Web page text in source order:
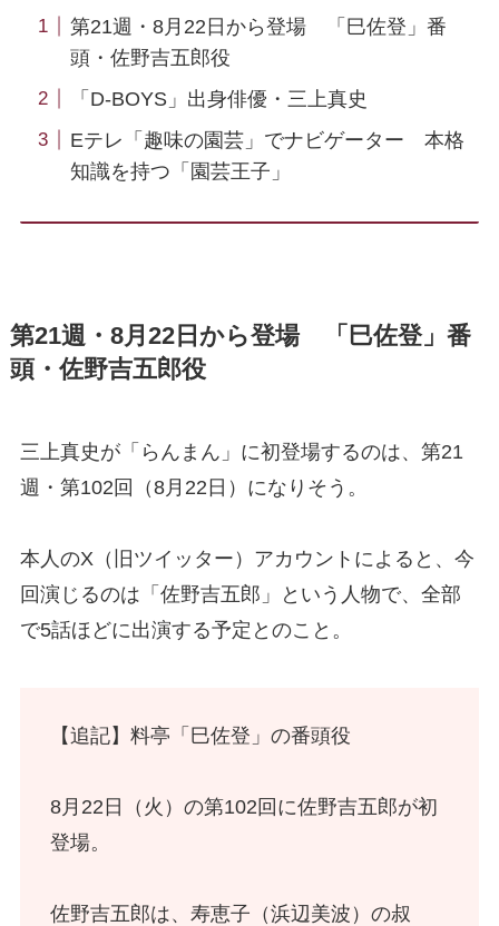
第21週・8月22日から登場 「巳佐登」番
頭・佐野吉五郎役
「D-BOYS」出身俳優・三上真史
Eテレ「趣味の園芸」でナビゲーター 本格
知識を持つ「園芸王子」
第21週・8月22日から登場 「巳佐登」番
頭・佐野吉五郎役
三上真史が「らんまん」に初登場するのは、第21
週・第102回（8月22日）になりそう。
本人のX（旧ツイッター）アカウントによると、今
回演じるのは「佐野吉五郎」という人物で、全部
で5話ほどに出演する予定とのこと。
【追記】料亭「巳佐登」の番頭役
8月22日（火）の第102回に佐野吉五郎が初
登場。
佐野吉五郎は、寿恵子（浜辺美波）の叔